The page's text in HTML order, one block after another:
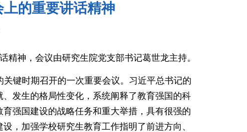
的重要讲话精神
神，会议由研究生院党支部书记葛世龙主持。
键时期召开的一次重要会议。习近平总书记的
发生的格局性变化，系统阐释了教育强国的科
强国建设的战略任务和重大举措，具有很强的
，加强学校研究生教育工作指明了前进方向、